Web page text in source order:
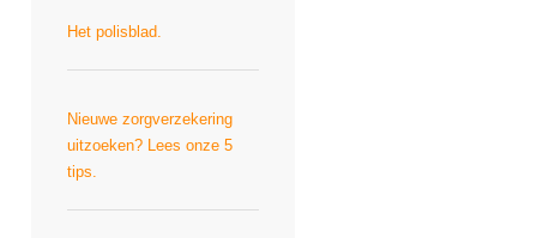
Het polisblad.
Nieuwe zorgverzekering
uitzoeken? Lees onze 5
tips.